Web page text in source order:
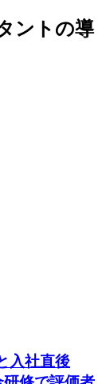
ントの導
入社直後